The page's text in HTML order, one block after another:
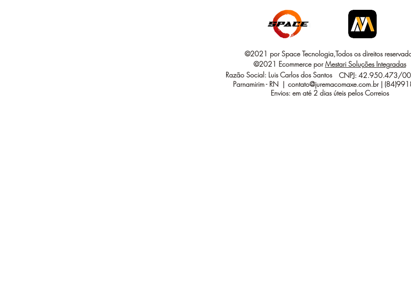
©2021 por Space Tecnologia,Todos os direitos
©2021 Ecommerce porMestari Soluções Integradas
Razão Social: Luis Carlos dos Santos
Parnamirim - RN |
Envios: em até 2 dias úteis pelos Correios
CNPJ: 42.950.473/
contato@juremacomaxe.com.br|